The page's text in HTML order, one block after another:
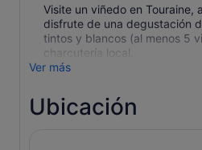
Visite un viñedo en Touraine,
disfrute de una degustación
tintos y blancos (al menos 5
charcutería local.
Ver más
Ubicación